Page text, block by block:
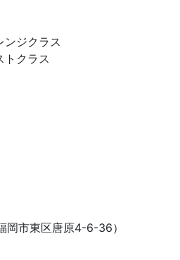
ンジクラス
トクラス
岡市東区唐原4-6-36）